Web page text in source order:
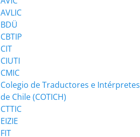
AVLIC
BDÜ
CBTIP
CIT
CIUTI
CMIC
Colegio de Traductores e Intérpretes
de Chile (COTICH)
CTTIC
EIZIE
FIT